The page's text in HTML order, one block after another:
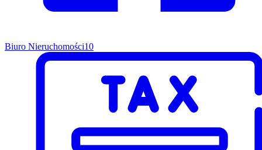
Biuro Nieruchomości10